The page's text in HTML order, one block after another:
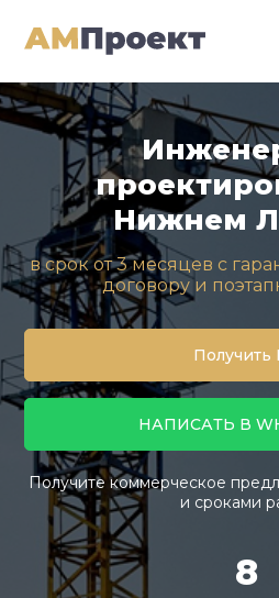
Нижнем
в срок от 3 месяцев с
договору и
Получить
НАПИСАТЬ В
Получите коммерческое
и сроками
8